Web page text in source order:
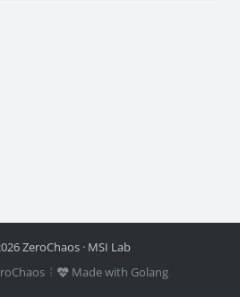
ZeroChaos · MSI Lab
⦙
Made with Golang